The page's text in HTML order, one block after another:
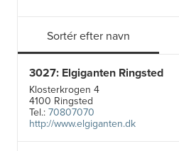
Sortér efter navn
3027: Elgiganten Ringsted
Klosterkrogen 4
4100 Ringsted
Tel.:70807070
http://www.elgiganten.dk